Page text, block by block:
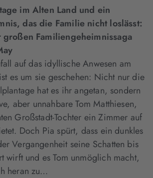
im Alten Land und ein
das die Familie nicht loslässt:
Familiengeheimnissaga
auf das idyllische Anwesen am
es um sie geschehen: Nicht nur die
hat es ihr angetan, sondern
aber unnahbare Tom Matthiesen,
Großstadt-Tochter ein Zimmer auf
Doch Pia spürt, dass ein dunkles
Vergangenheit seine Schatten bis
wirft und es Tom unmöglich macht,
heran zu…